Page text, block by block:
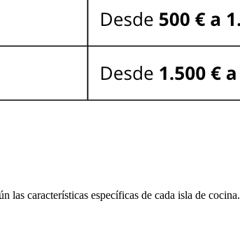
las características específicas de cada isla de cocina.